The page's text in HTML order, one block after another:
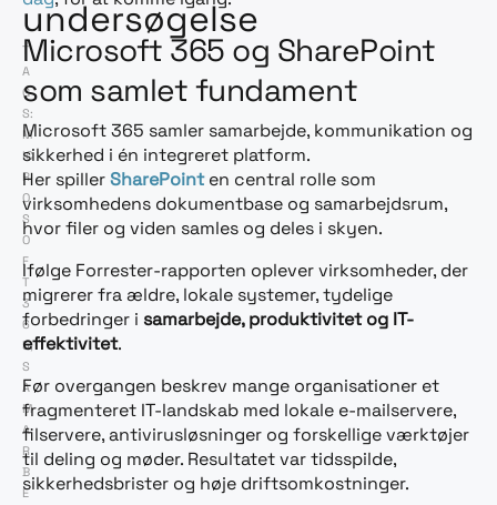
undersøgelse
T
A
G
S:
M
IC
R
O
S
O
F
T
3
6
5,
S
A
M
A
R
B
E
Microsoft 365 og SharePoint
som samlet fundament
Microsoft 365 samler samarbejde, kommunikation og
sikkerhed i én integreret platform.
Her spillerSharePoint en central rolle som
virksomhedens dokumentbase og samarbejdsrum,
hvor filer og viden samles og deles i skyen.
Ifølge Forrester-rapporten oplever virksomheder, der
migrerer fra ældre, lokale systemer, tydelige
forbedringer i samarbejde, produktivitet og IT-
effektivitet.
Før overgangen beskrev mange organisationer et
fragmenteret IT-landskab med lokale e-mailservere,
filservere, antivirusløsninger og forskellige værktøjer
til deling og møder. Resultatet var tidsspilde,
sikkerhedsbrister og høje driftsomkostninger.